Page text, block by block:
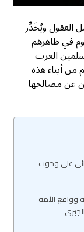
العقول ويُخَدِّر
في ظاهرهم
العرب
أبناء هذه
عن مصالحها
على وجوب
وواقع الأمة